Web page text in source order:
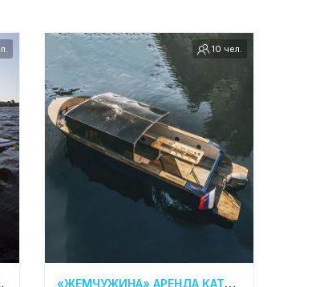
В СПБ
10 чел.
«ЖЕМЧУЖИНА» АРЕНДА КАТЕРА В СПБ